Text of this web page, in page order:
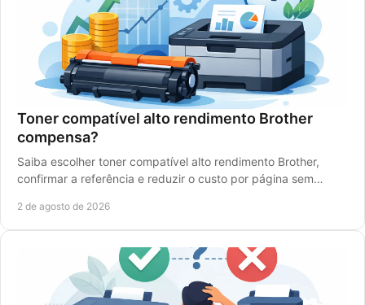
Toner compatível alto rendimento Brother
compensa?
Saiba escolher toner compatível alto rendimento Brother,
confirmar a referência e reduzir o custo por página sem
2 de agosto de 2026